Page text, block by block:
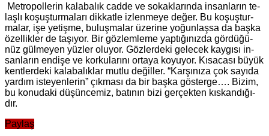
Met­ro­pol­le­rin ka­la­ba­lık cadde ve so­kak­la­rın­da in­san­la­rın te­
laş­lı ko­şuş­tur­ma­la­rı dik­kat­le iz­len­me­ye değer. Bu ko­şuş­tur­
ma­lar, işe ye­tiş­me, bu­luş­ma­lar üze­ri­ne yo­ğun­laş­sa da başka
özel­lik­ler de ta­şı­yor. Bir göz­lem­le­me yap­tı­ğı­nız­da gör­dü­ğü­
nüz gül­me­yen yüz­ler olu­yor. Göz­ler­de­ki ge­lecek kay­gı­sı in­
san­la­rın en­di­şe ve kor­ku­la­rı­nı or­ta­ya ko­yu­yor. Kı­sa­ca­sı büyük
kent­ler­de­ki ka­la­ba­lık­lar mutlu de­ğil­ler. “Kar­şı­nı­za çok sa­yı­da
yar­dım is­te­yen­le­rin” çık­ma­sı da bir başka gös­ter­ge…. Bizim,
bu ko­nu­da­ki dü­şün­ce­miz, ba­tı­nın bizi ger­çek­ten kıs­kan­dı­ğı­
dır.
Paylaş